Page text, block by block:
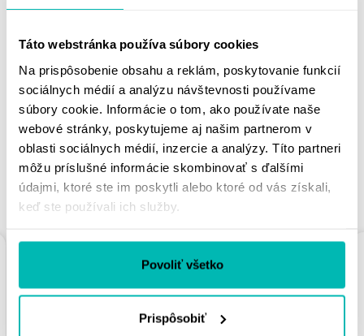
Táto webstránka používa súbory cookies
Na prispôsobenie obsahu a reklám, poskytovanie funkcií
sociálnych médií a analýzu návštevnosti používame
súbory cookie. Informácie o tom, ako používate naše
webové stránky, poskytujeme aj našim partnerom v
oblasti sociálnych médií, inzercie a analýzy. Títo partneri
môžu príslušné informácie skombinovať s ďalšími
údajmi, ktoré ste im poskytli alebo ktoré od vás získali,
keď ste používali ich služby.
Povoliť všetko
Prispôsobiť
MOHLO BY SA VÁM
PÁČIŤ
PODOBNÉ PRODUKTY